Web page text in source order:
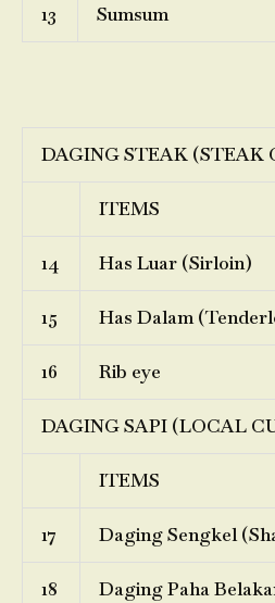
13 Sumsum
DAGING STEAK (STEAK
ITEMS
14 Has Luar (Sirloin)
15 Has Dalam
16 Rib eye
DAGING SAPI (LOCAL
ITEMS
17 Daging Sengkel
18 Daging Paha